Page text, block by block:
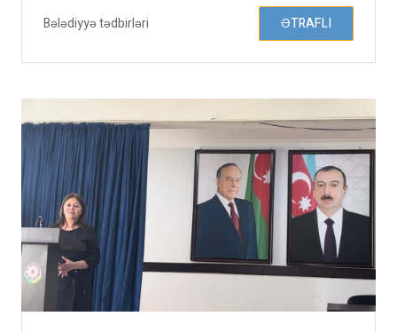
Bələdiyyə tədbirləri ƏTRAFLI